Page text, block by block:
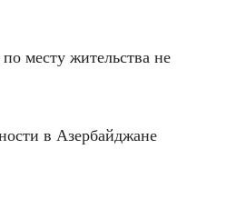
месту жительства не
в Азербайджане